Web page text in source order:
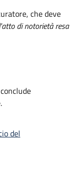
che deve
di notorietà resa
del